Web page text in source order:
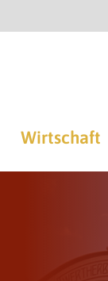
Wirtschaft